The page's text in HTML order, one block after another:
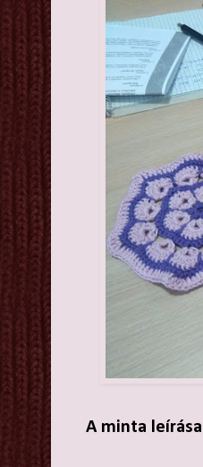
A minta